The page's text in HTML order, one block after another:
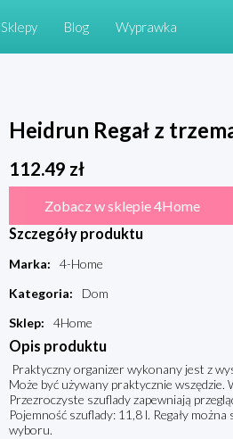
Sklepy Blog Wyprawka
Heidrun Regał z
112.49 zł
Zobacz w sklepie 4Home
Szczegóły produktu
Marka:
4-Home
Kategoria:
Dom
Sklep: 4Home
Opis produktu
Praktyczny organizer wykonany jest z
Może być używany praktycznie wszędzie.
Przezroczyste szuflady zapewniają
Pojemność szuflady: 11,8 l. Regały
wyboru.